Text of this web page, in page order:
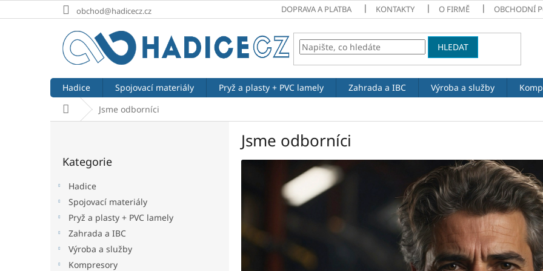
na
obchod@hadicecz.cz DOPRAVA A PLATBA KONTAKTY O FIRMĚ OBCHODNÍ
HLEDAT
Hadice Spojovací materiály Pryž a plasty + PVC lamely Zahrada a IBC Výroba a služby
Domů Jsme odborníci
kategorie
Kategorie
Hadice
Spojovací materiály
Pryž a plasty + PVC lamely
Zahrada a IBC
Výroba a služby
Kompresory
Jsme odborníci